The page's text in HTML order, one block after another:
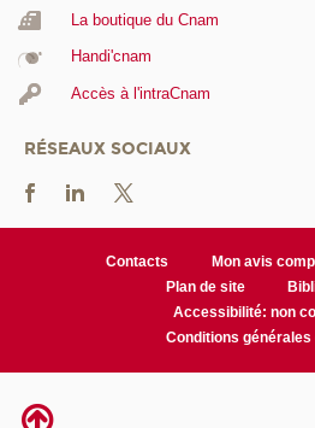
La boutique du Cnam
Handi'cnam
Accès à l'intraCnam
RÉSEAUX SOCIAUX
Contacts Mon avis
Plan de site
Accessibilité: non
Conditions générales